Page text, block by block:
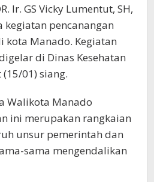
Ir. GS Vicky Lumentut, SH,
kegiatan pencanangan
kota Manado. Kegiatan
di Dinas Kesehatan
01) siang.
Walikota Manado
ini merupakan rangkaian
unsur pemerintah dan
sama mengendalikan